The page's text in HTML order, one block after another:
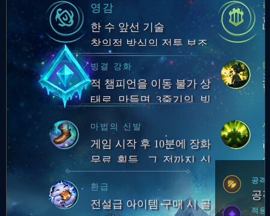
영감
한 수 앞선 기술
창의적 방식의 전투 보조
빙결 강화
적 챔피언을 이동 불가 상
태로 만들면 3줄기의 빙
적들을 둔화하고 아군에
게 입히는 피해
마법의 신발
게임 시작 후 10분에 장화
무료 획득. 그 전까지 신
발류 아이템 구매 불가.
챔피언 처치 관여 시마다
장화 획득 시점이 30초 앞
환급
전설급 아이템 구매 시 골
공격
공
적응